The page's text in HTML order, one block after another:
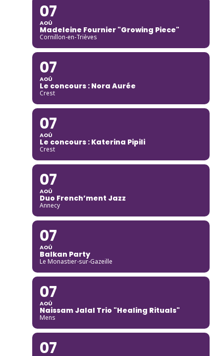
07
AOÛ
Madeleine Fournier "Growing Piece"
Cornillon-en-Trièves
07
AOÛ
Le concours : Nora Aurée
Crest
07
AOÛ
Le concours : Katerina Pipili
Crest
07
AOÛ
Duo French’ment Jazz
Annecy
07
AOÛ
Balkan Party
Le Monastier-sur-Gazeille
07
AOÛ
Naissam Jalal Trio "Healing Rituals"
Mens
07